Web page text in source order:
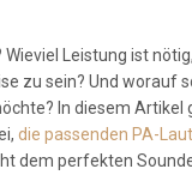
Leistung ist
zu sein? Und worauf
In diesem Artikel
die passenden PA-
dem perfekten